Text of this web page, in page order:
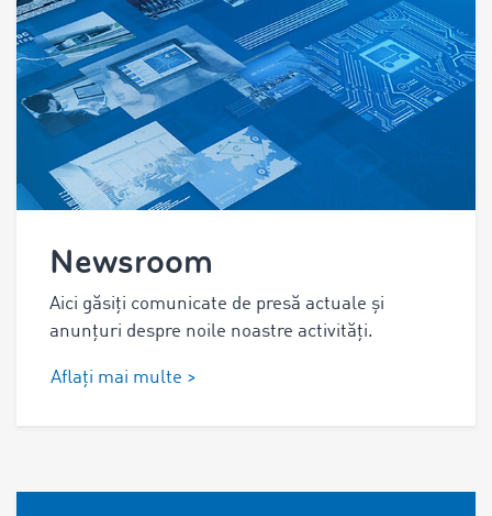
Newsroom
Aici găsiți comunicate de presă actuale și
anunțuri despre noile noastre activități.
Aflați mai multe >